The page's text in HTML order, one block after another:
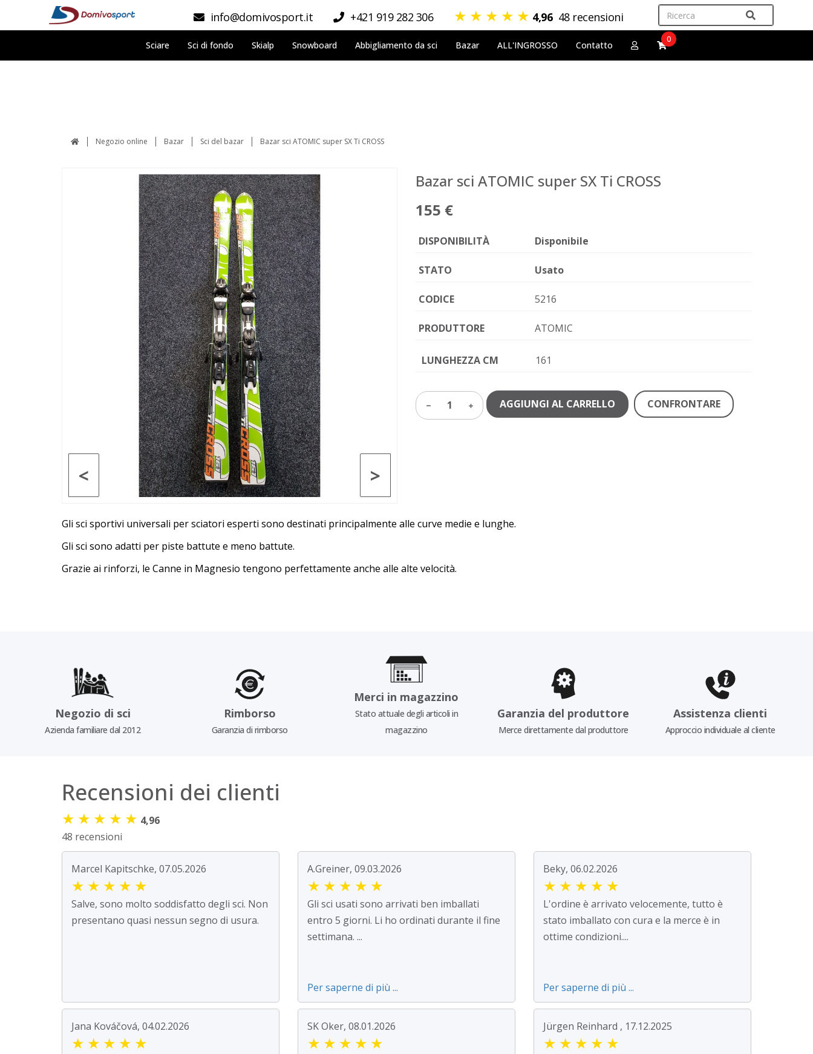
info@domivosport.it +421 919 282 306 ★ ★ ★ ★ ★ 4,96 48 recensioni
Sciare Sci di fondo Skialp Snowboard Abbigliamento da sci Bazar ALL'INGROSSO Contatto
0
Negozio online Bazar Sci del bazar Bazar sci ATOMIC super SX Ti CROSS
>
<
Bazar sci ATOMIC super SX Ti CROSS
155 €
DISPONIBILITÀ Disponibile
STATO Usato
CODICE 5216
PRODUTTORE ATOMIC
LUNGHEZZA CM 161
1 AGGIUNGI AL CARRELLO CONFRONTARE
Gli sci sportivi universali per sciatori esperti sono destinati principalmente alle curve medie e lunghe.
Gli sci sono adatti per piste battute e meno battute.
Grazie ai rinforzi, le Canne in Magnesio tengono perfettamente anche alle alte velocità.
Negozio di sci
Azienda familiare dal 2012
Rimborso
Garanzia di rimborso
Merci in magazzino
Stato attuale degli articoli in
magazzino
Garanzia del produttore
Merce direttamente dal produttore
Assistenza clienti
Approccio individuale al cliente
Recensioni dei clienti
★ ★ ★ ★ ★ 4,96
48 recensioni
Marcel Kapitschke, 07.05.2026
★ ★ ★ ★ ★
Salve, sono molto soddisfatto degli sci. Non
presentano quasi nessun segno di usura.
A.Greiner, 09.03.2026
★ ★ ★ ★ ★
Gli sci usati sono arrivati ben imballati
entro 5 giorni. Li ho ordinati durante il fine
settimana. ...
Per saperne di più ...
Beky, 06.02.2026
★ ★ ★ ★ ★
L'ordine è arrivato velocemente, tutto è
stato imballato con cura e la merce è in
ottime condizioni....
Per saperne di più ...
Jana Kováčová, 04.02.2026
★ ★ ★ ★ ★
SK Oker, 08.01.2026
★ ★ ★ ★ ★
Jürgen Reinhard , 17.12.2025
★ ★ ★ ★ ★